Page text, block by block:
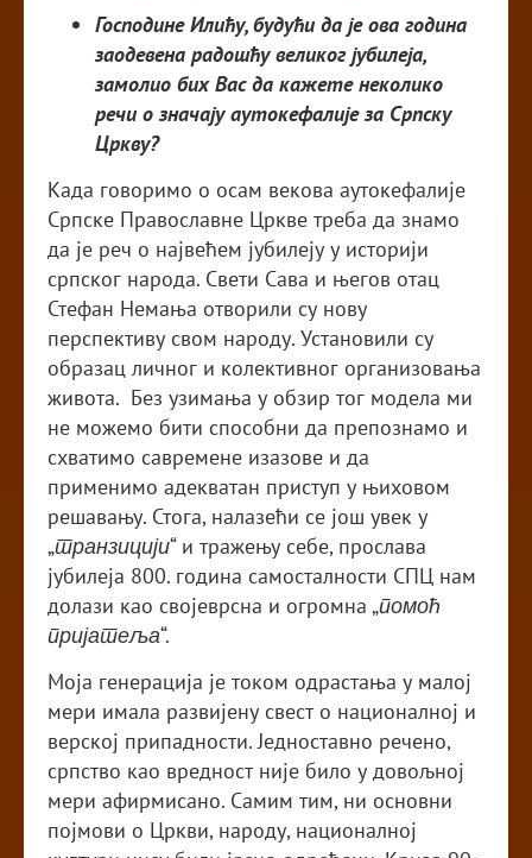
Господине Илићу, будући да је ова година
заодевена радошћу великог јубилеја,
замолио бих Вас да кажете неколико
речи о значају аутокефалије за Српску
Цркву?
Када говоримо о осам векова аутокефалије
Српске Православне Цркве треба да знамо
да је реч о највећем јубилеју у историји
српског народа. Свети Сава и његов отац
Стефан Немања отворили су нову
перспективу свом народу. Установили су
образац личног и колективног организовања
живота. Без узимања у обзир тог модела ми
не можемо бити способни да препознамо и
схватимо савремене изазове и да
применимо адекватан приступ у њиховом
решавању. Стога, налазећи се још увек у
„транзицији“ и тражењу себе, прослава
јубилеја 800. година самосталности СПЦ нам
долази као својеврсна и огромна „помоћ
пријатеља“.
Моја генерација је током одрастања у малој
мери имала развијену свест о националној и
верској припадности. Једноставно речено,
српство као вредност није било у довољној
мери афирмисано. Самим тим, ни основни
појмови о Цркви, народу, националној